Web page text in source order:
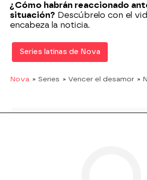
¿Cómo habrán reaccionado
situación? Descúbrelo con el
encabeza la noticia.
Series latinas de Nova
Nova » Series » Vencer el desamor »